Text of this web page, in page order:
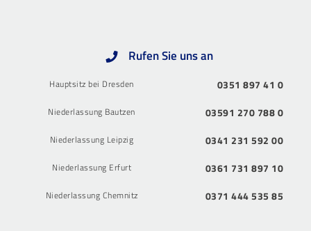
Rufen Sie uns an
Hauptsitz bei Dresden 0351 897 41 0
Niederlassung Bautzen 03591 270 788 0
Niederlassung Leipzig 0341 231 592 00
Niederlassung Erfurt 0361 731 897 10
Niederlassung Chemnitz 0371 444 535 85